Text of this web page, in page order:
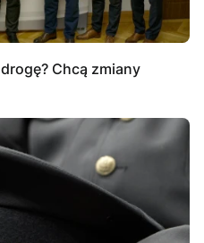
Chcą zmiany